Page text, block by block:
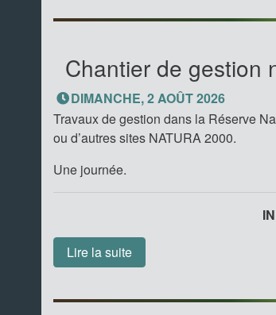
Chantier de gestion
DIMANCHE, 2 AOÛT 2026
Travaux de gestion dans la Réserve
ou d’autres sites NATURA 2000.
Une journée.
Lire la suite